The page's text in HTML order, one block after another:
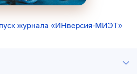
журнала «ИНверсия-МИЭТ»